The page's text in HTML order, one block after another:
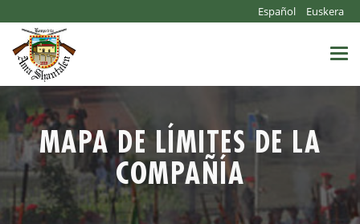
Español Euskera
MAPA DE LÍMITES DE LA
COMPAÑÍA